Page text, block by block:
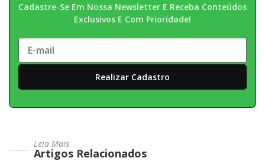
Cadastre-Se Em Nossa Newsletter E Receba Conteúdos
Exclusivos E Com Prioridade!
Leia Mais
Artigos Relacionados